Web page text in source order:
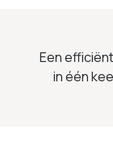
Een
in één